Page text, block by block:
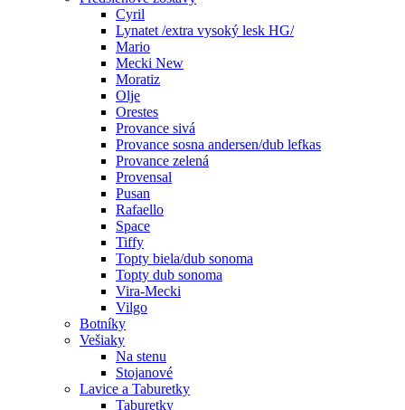
Cyril
Lynatet /extra vysoký lesk HG/
Mario
Mecki New
Moratiz
Olje
Orestes
Provance sivá
Provance sosna andersen/dub lefkas
Provance zelená
Provensal
Pusan
Rafaello
Space
Tiffy
Topty biela/dub sonoma
Topty dub sonoma
Vira-Mecki
Vilgo
Botníky
Vešiaky
Na stenu
Stojanové
Lavice a Taburetky
Taburetky